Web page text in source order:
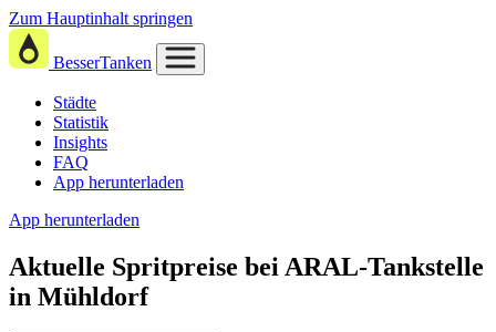
Zum Hauptinhalt springen
BesserTanken
Städte
Statistik
Insights
FAQ
App herunterladen
App herunterladen
Aktuelle Spritpreise bei ARAL-Tankstelle
in Mühldorf